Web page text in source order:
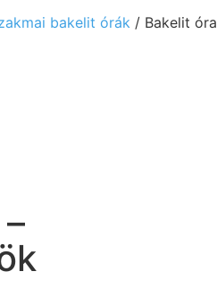
bakelit órák / Bakelit óra